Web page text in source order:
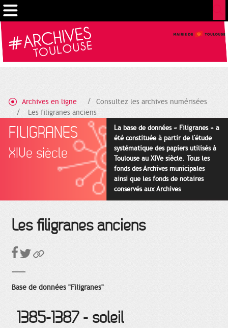
Archives en ligne
Consultez les archives numérisées
Les filigranes anciens
FILIGRANES
XIVe siècle
La base de données « Filigranes » a
été constituée à partir de l'étude
systématique des papiers utilisés à
Toulouse au XIVe siècle. Tous les
fonds des Archives municipales
ainsi que les fonds de notaires
conservés aux Archives
départementales pour cette
Les filigranes anciens
Base de données "Filigranes"
1385-1387 - soleil
Gestion de vos préférences sur les cookies